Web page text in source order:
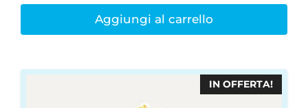
€37,00.€31,45.
Aggiungi al carrello
IN OFFERTA!